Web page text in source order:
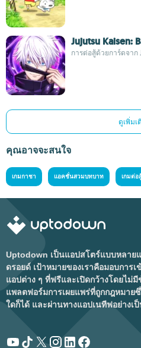
Jujutsu Kaisen:
การต่อสู้ด้วยการ์ดจาก
ดูเพิ่มเ
คุณอาจจะสนใจ
เกมกาชา แอคชั่นสวมบทบาท เกมต่อ
Uptodown เป็นแอปสโตร์แบบหลา
ดรอยด์ เป้าหมายของเราคือมอบกา
แอปต่าง ๆ ที่ฟรีและเปิดกว้างโดยไม่
แพลตฟอร์มการเผยแพร่ที่ถูกกฎหมาย
ใดก็ได้ และผ่านทางแอปเนทีฟอย่างเ